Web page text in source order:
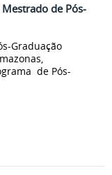
de Pós-
de Pós-